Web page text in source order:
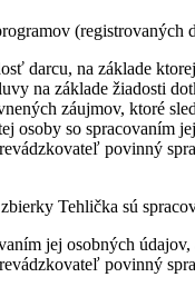
(registrovaných
darcu, na základe
na základe žiadosti
záujmov, ktoré
osoby so spracovaním
povinný
Tehlička sú
jej osobných
povinný